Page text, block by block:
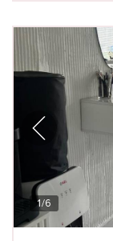
1/6